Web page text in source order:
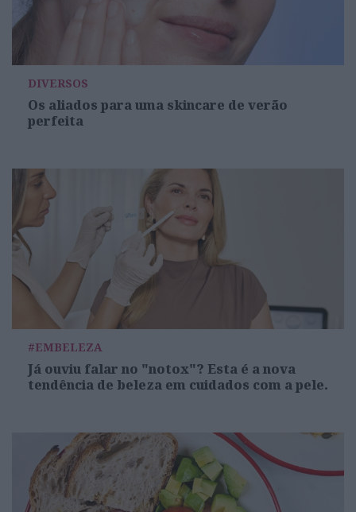
DIVERSOS
Os aliados para uma skincare de verão
perfeita
#EMBELEZA
Já ouviu falar no "notox"? Esta é a nova
tendência de beleza em cuidados com a pele.